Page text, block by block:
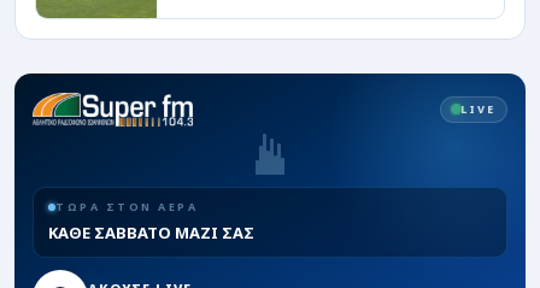
LIVE
ΤΩΡΑ ΣΤΟΝ ΑΕΡΑ
ΚΑΘΕ ΣΑΒΒΑΤΟ ΜΑΖΙ ΣΑΣ